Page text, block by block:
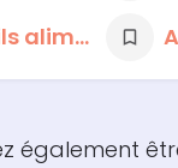
Conseils alimentaires nutritionnels
également